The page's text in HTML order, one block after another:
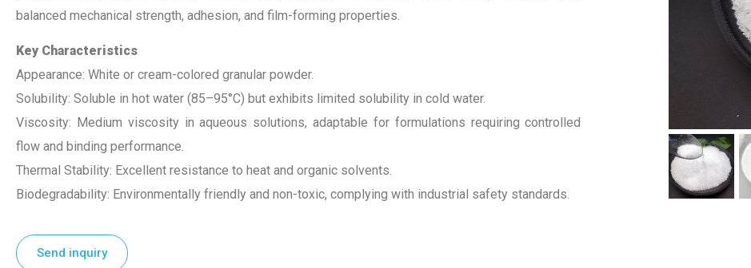
balanced mechanical strength, adhesion, and film-forming properties.
Key Characteristics
Appearance: White or cream-colored granular powder.
Solubility: Soluble in hot water (85–95°C) but exhibits limited solubility in cold water.
Viscosity: Medium viscosity in aqueous solutions, adaptable for formulations requiring controlled
flow and binding performance.
Thermal Stability: Excellent resistance to heat and organic solvents.
Biodegradability: Environmentally friendly and non-toxic, complying with industrial safety standards.
Send inquiry